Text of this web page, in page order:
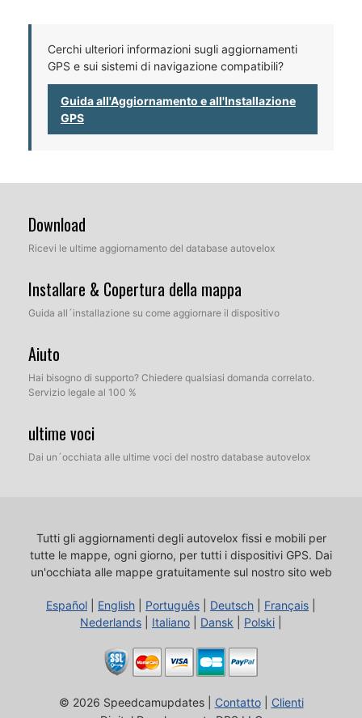
Cerchi ulteriori informazioni sugli aggiornamenti
GPS e sui sistemi di navigazione compatibili?
Guida all'Aggiornamento e all'Installazione
GPS
Download
Ricevi le ultime aggiornamento del database autovelox
Installare & Copertura della mappa
Guida all´installazione su come aggiornare il dispositivo
Aiuto
Hai bisogno di supporto? Chiedere qualsiasi domanda correlato.
Servizio legale al 100 %
ultime voci
Dai un´occhiata alle ultime voci del nostro database autovelox
Tutti gli aggiornamenti degli autovelox fissi e mobili per
tutte le mappe, ogni giorno, per tutti i dispositivi GPS. Dai
un'occhiata alle mappe gratuitamente sul nostro sito web
Español English Português Deutsch Français
Nederlands
Italiano Dansk Polski
© 2026 Speedcamupdates | Contatto| Clienti